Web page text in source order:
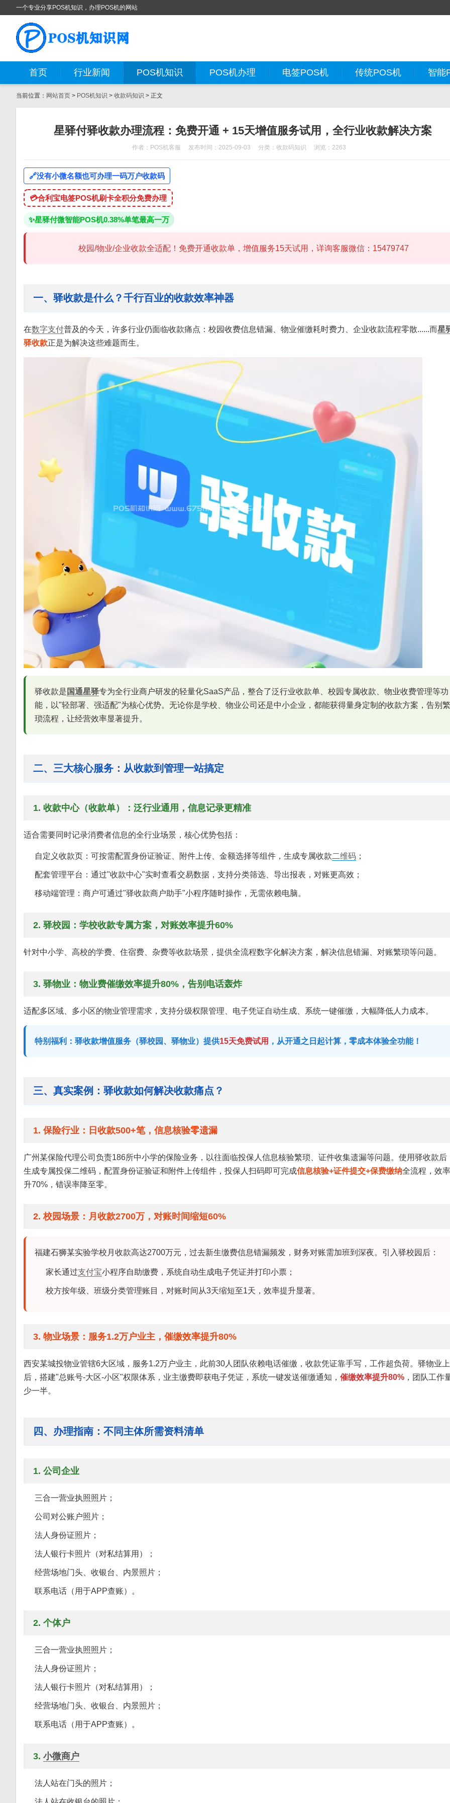
一个专业分享POS机知识，办理POS机的网站
首页 行业新闻 POS机知识 POS机办理 电签POS机 传统POS机 智能
当前位置： 网站首页 > POS机知识 > 收款码知识 > 正文
星驿付驿收款办理流程：免费开通 + 15天增值服务试用，全行业收款解决方案
作者：POS机客服 发布时间：2025-09-03 分类： 收款码知识 浏览：2263
🔗没有小微名额也可办理一码万户收款码
💳合利宝电签POS机刷卡全积分免费办理
✨星驿付微智能POS机0.38%单笔最高一万
校园/物业/企业收款全适配！免费开通收款单，增值服务15天试用，详询客服微信：15479747
一、驿收款是什么？千行百业的收款效率神器
在数字支付普及的今天，许多行业仍面临收款痛点：校园收费信息错漏、物业催缴耗时费力、企业收款流程零散......而星
驿收款正是为解决这些难题而生。
驿收款是 国通星驿专为全行业商户研发的轻量化SaaS产品，整合了泛行业收款单、校园专属收款、物业收费管理等功
能，以"轻部署、强适配"为核心优势。无论你是学校、物业公司还是中小企业，都能获得量身定制的收款方案，告别繁
琐流程，让经营效率显著提升。
二、三大核心服务：从收款到管理一站搞定
1. 收款中心（收款单）：泛行业通用，信息记录更精准
适合需要同时记录消费者信息的全行业场景，核心优势包括：
自定义收款页：可按需配置身份证验证、附件上传、金额选择等组件，生成专属收款二维码 ；
配套管理平台：通过"收款中心"实时查看交易数据，支持分类筛选、导出报表，对账更高效；
移动端管理：商户可通过"驿收款商户助手"小程序随时操作，无需依赖电脑。
2. 驿校园：学校收款专属方案，对账效率提升60%
针对中小学、高校的学费、住宿费、杂费等收款场景，提供全流程数字化解决方案，解决信息错漏、对账繁琐等问题。
3. 驿物业：物业费催缴效率提升80%，告别电话轰炸
适配多区域、多小区的物业管理需求，支持分级权限管理、电子凭证自动生成、系统一键催缴，大幅降低人力成本。
特别福利：驿收款增值服务（驿校园、驿物业）提供15天免费试用 ，从开通之日起计算，零成本体验全功能！
三、真实案例：驿收款如何解决收款痛点？
1. 保险行业：日收款500+笔，信息核验零遗漏
广州某保险代理公司负责186所中小学的保险业务，以往面临投保人信息核验繁琐、证件收集遗漏等问题。使用驿收款后
生成专属投保二维码，配置身份证验证和附件上传组件，投保人扫码即可完成信息核验+证件提交+保费缴纳全流程，效
升70%，错误率降至零。
2. 校园场景：月收款2700万，对账时间缩短60%
福建石狮某实验学校月收款高达2700万元，过去新生缴费信息错漏频发，财务对账需加班到深夜。引入驿校园后：
家长通过支付宝小程序自助缴费，系统自动生成电子凭证并打印小票；
校方按年级、班级分类管理账目，对账时间从3天缩短至1天，效率提升显著。
3. 物业场景：服务1.2万户业主，催缴效率提升80%
西安某城投物业管辖6大区域，服务1.2万户业主，此前30人团队依赖电话催缴，收款凭证靠手写，工作超负荷。驿物业
后，搭建"总账号-大区-小区"权限体系，业主缴费即获电子凭证，系统一键发送催缴通知， 催缴效率提升80% ，团队工作
少一半。
四、办理指南：不同主体所需资料清单
1. 公司企业
三合一营业执照照片；
公司对公账户照片；
法人身份证照片；
法人银行卡照片（对私结算用）；
经营场地门头、收银台、内景照片；
联系电话（用于APP查账）。
2. 个体户
三合一营业执照照片；
法人身份证照片；
法人银行卡照片（对私结算用）；
经营场地门头、收银台、内景照片；
联系电话（用于APP查账）。
3. 小微商户
法人站在门头的照片；